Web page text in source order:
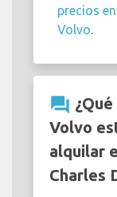
precios
Volvo.
question_answer
Volvo
alquilar
Charles